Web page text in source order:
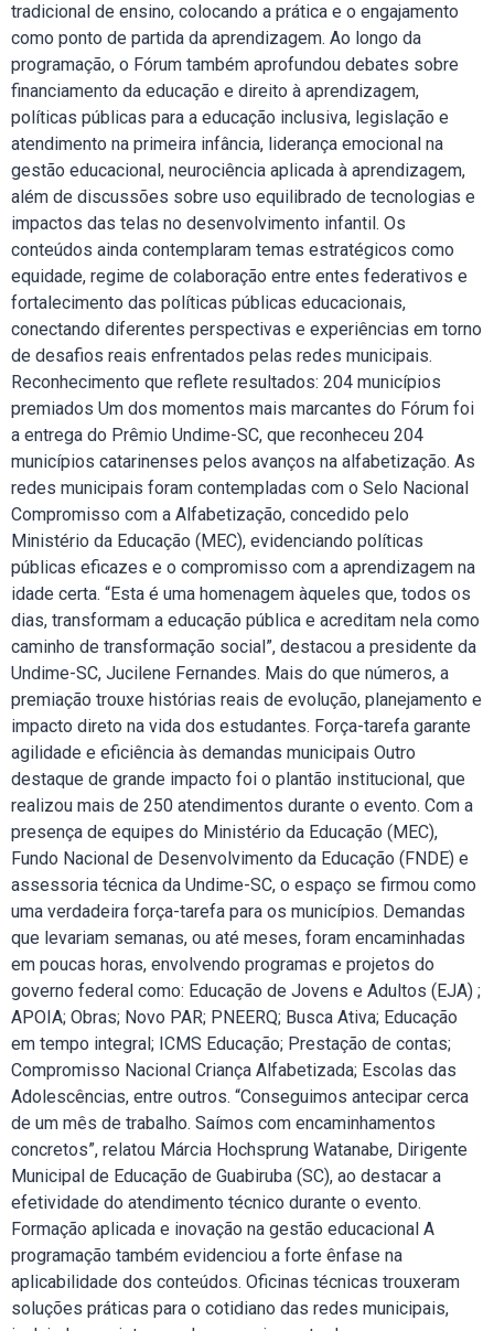
tradicional de ensino, colocando a prática e o engajamento
como ponto de partida da aprendizagem. Ao longo da
programação, o Fórum também aprofundou debates sobre
financiamento da educação e direito à aprendizagem,
políticas públicas para a educação inclusiva, legislação e
atendimento na primeira infância, liderança emocional na
gestão educacional, neurociência aplicada à aprendizagem,
além de discussões sobre uso equilibrado de tecnologias e
impactos das telas no desenvolvimento infantil. Os
conteúdos ainda contemplaram temas estratégicos como
equidade, regime de colaboração entre entes federativos e
fortalecimento das políticas públicas educacionais,
conectando diferentes perspectivas e experiências em torno
de desafios reais enfrentados pelas redes municipais.
Reconhecimento que reflete resultados: 204 municípios
premiados Um dos momentos mais marcantes do Fórum foi
a entrega do Prêmio Undime-SC, que reconheceu 204
municípios catarinenses pelos avanços na alfabetização. As
redes municipais foram contempladas com o Selo Nacional
Compromisso com a Alfabetização, concedido pelo
Ministério da Educação (MEC), evidenciando políticas
públicas eficazes e o compromisso com a aprendizagem na
idade certa. “Esta é uma homenagem àqueles que, todos os
dias, transformam a educação pública e acreditam nela como
caminho de transformação social”, destacou a presidente da
Undime-SC, Jucilene Fernandes. Mais do que números, a
premiação trouxe histórias reais de evolução, planejamento e
impacto direto na vida dos estudantes. Força-tarefa garante
agilidade e eficiência às demandas municipais Outro
destaque de grande impacto foi o plantão institucional, que
realizou mais de 250 atendimentos durante o evento. Com a
presença de equipes do Ministério da Educação (MEC),
Fundo Nacional de Desenvolvimento da Educação (FNDE) e
assessoria técnica da Undime-SC, o espaço se firmou como
uma verdadeira força-tarefa para os municípios. Demandas
que levariam semanas, ou até meses, foram encaminhadas
em poucas horas, envolvendo programas e projetos do
governo federal como: Educação de Jovens e Adultos (EJA) ;
APOIA; Obras; Novo PAR; PNEERQ; Busca Ativa; Educação
em tempo integral; ICMS Educação; Prestação de contas;
Compromisso Nacional Criança Alfabetizada; Escolas das
Adolescências, entre outros. “Conseguimos antecipar cerca
de um mês de trabalho. Saímos com encaminhamentos
concretos”, relatou Márcia Hochsprung Watanabe, Dirigente
Municipal de Educação de Guabiruba (SC), ao destacar a
efetividade do atendimento técnico durante o evento.
Formação aplicada e inovação na gestão educacional A
programação também evidenciou a forte ênfase na
aplicabilidade dos conteúdos. Oficinas técnicas trouxeram
soluções práticas para o cotidiano das redes municipais,